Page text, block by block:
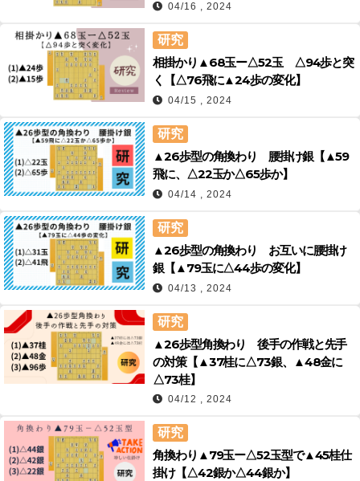
04/16 , 2024
研究
相掛かり▲68玉ー△52玉 △94歩と突
く【△76飛に▲24歩の変化】
04/15 , 2024
研究
▲26歩型の角換わり 腰掛け銀【▲59
飛に、△22玉か△65歩か】
04/14 , 2024
研究
▲26歩型の角換わり お互いに腰掛け
銀【▲79玉に△44歩の変化】
04/13 , 2024
研究
▲26歩型角換わり 後手の作戦と先手
の対策【▲37桂に△73銀、▲48金に
△73桂】
04/12 , 2024
研究
角換わり▲79玉ー△52玉型で▲45桂仕
掛け【△42銀か△44銀か】